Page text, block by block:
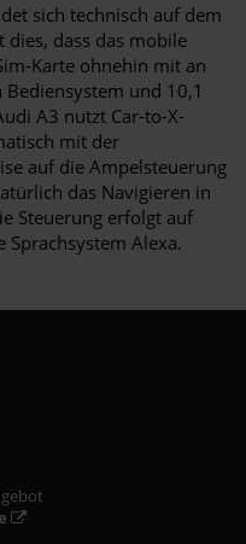
sich technisch auf dem
dies, dass das mobile
Karte ohnehin mit an
und 10,1
A3 nutzt Car-to-X-
mit der
auf die Ampelsteuerung
das Navigieren in
Steuerung erfolgt auf
Alexa.